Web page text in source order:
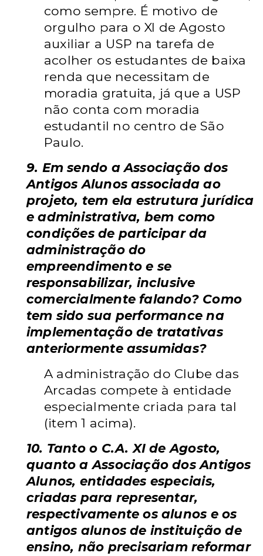
como sempre. É motivo de
orgulho para o XI de Agosto
auxiliar a USP na tarefa de
acolher os estudantes de baixa
renda que necessitam de
moradia gratuita, já que a USP
não conta com moradia
estudantil no centro de São
Paulo.
9. Em sendo a Associação dos
Antigos Alunos associada ao
projeto, tem ela estrutura jurídica
e administrativa, bem como
condições de participar da
administração do
empreendimento e se
responsabilizar, inclusive
comercialmente falando? Como
tem sido sua performance na
implementação de tratativas
anteriormente assumidas?
A administração do Clube das
Arcadas compete à entidade
especialmente criada para tal
(item 1 acima).
10. Tanto o C.A. XI de Agosto,
quanto a Associação dos Antigos
Alunos, entidades especiais,
criadas para representar,
respectivamente os alunos e os
antigos alunos de instituição de
ensino, não precisariam reformar